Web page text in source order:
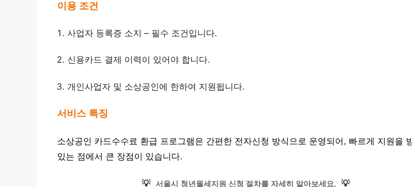
이용 조건
사업자 등록증 소지 – 필수 조건입니다.
신용카드 결제 이력이 있어야 합니다.
개인사업자 및 소상공인에 한하여 지원됩니다.
서비스 특징
소상공인 카드수수료 환급 프로그램은 간편한 전자신청 방식으로 운영되어, 빠르게 지원을
있는 점에서 큰 장점이 있습니다.
💡 서울시 청년월세지원 신청 절차를 자세히 알아보세요. 💡